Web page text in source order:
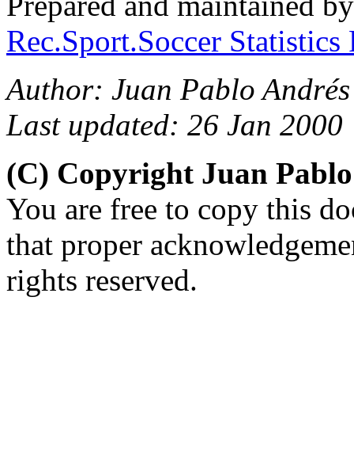
Rec.Sport.Soccer
Author: Juan Pablo
Last updated: 26 Jan 2000
(C) Copyright Juan
You are free to copy this
that proper
rights reserved.